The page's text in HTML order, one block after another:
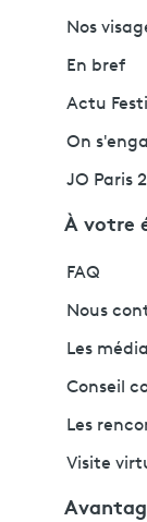
Nos
En bref
Actu
On
JO Paris
À votre
FAQ
Nous
Les
Conseil
Les
Visite